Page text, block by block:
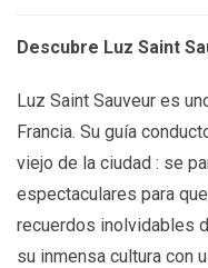
Descubre Luz Saint
Luz Saint Sauveur es
Francia. Su guía
viejo de la ciudad : se
espectaculares para
recuerdos inolvidables
su inmensa cultura con